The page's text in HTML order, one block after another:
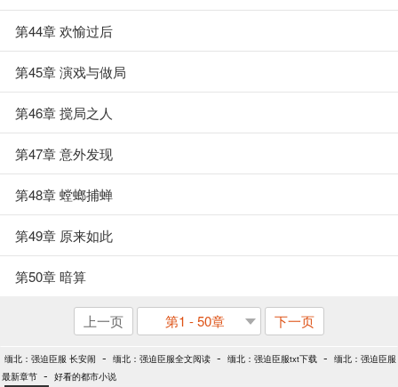
第44章 欢愉过后
第45章 演戏与做局
第46章 搅局之人
第47章 意外发现
第48章 螳螂捕蝉
第49章 原来如此
第50章 暗算
上一页 第1 - 50章 下一页
缅北：强迫臣服 长安闹 - 缅北：强迫臣服全文阅读 - 缅北：强迫臣服txt下载 - 缅北：强迫臣服
最新章节 - 好看的都市小说